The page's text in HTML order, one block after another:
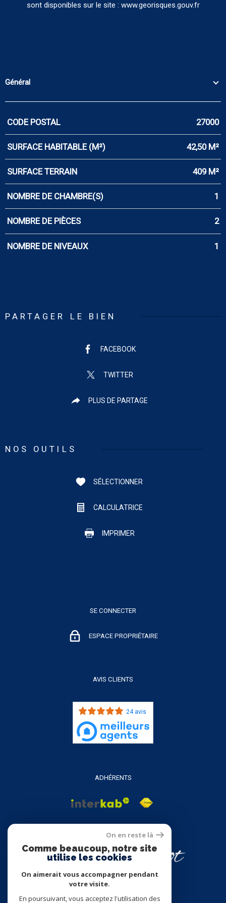
sont disponibles sur le site : www.georisques.gouv.fr
Général
Caractérisque Valeurs
CODE POSTAL 27000
SURFACE HABITABLE (M²) 42,50 M²
SURFACE TERRAIN 409 M²
NOMBRE DE CHAMBRE(S) 1
NOMBRE DE PIÈCES 2
NOMBRE DE NIVEAUX 1
PARTAGER LE BIEN
FACEBOOK
TWITTER
PLUS DE PARTAGE
NOS OUTILS
SÉLECTIONNER
CALCULATRICE
IMPRIMER
SE CONNECTER
ESPACE PROPRIÉTAIRE
AVIS CLIENTS
24 avis
ADHÉRENTS
On en reste là
Comme beaucoup, notre site
utilise les cookies
On aimerait vous accompagner pendant
votre visite.
En poursuivant, vous acceptez l'utilisation des